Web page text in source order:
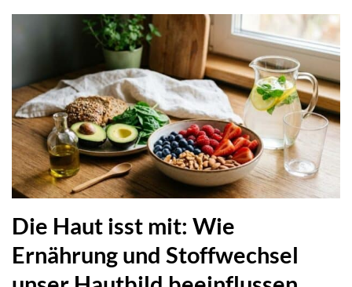
Die Haut isst mit: Wie
Ernährung und Stoffwechsel